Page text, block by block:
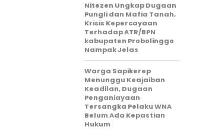
Nitezen Ungkap Dugaan
Pungli dan Mafia Tanah,
Krisis Kepercayaan
Terhadap ATR/BPN
kabupaten Probolinggo
Nampak Jelas
Warga Sapikerep
Menunggu Keajaiban
Keadilan, Dugaan
Penganiayaan
Tersangka Pelaku WNA
Belum Ada Kepastian
Hukum